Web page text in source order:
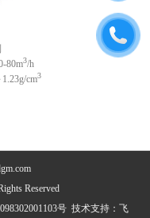
80m3/h
1.23g/cm3
Reserved
号 技术支持： 飞